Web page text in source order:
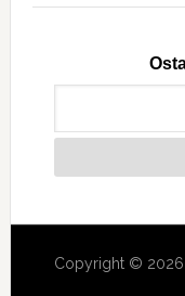
Copyright © 2026